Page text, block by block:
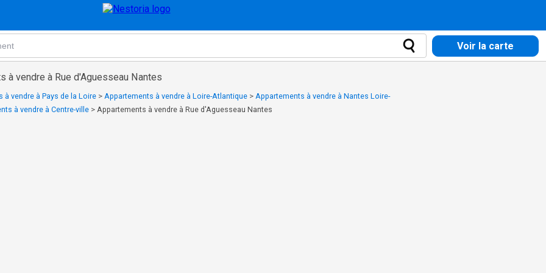
Voir la carte
à vendre à Rue d'Aguesseau Nantes
à vendre à Pays de la Loire > Appartements à vendre à Loire-Atlantique > Appartements à vendre à Nantes Loire-
à vendre à Centre-ville > Appartements à vendre à Rue d'Aguesseau Nantes